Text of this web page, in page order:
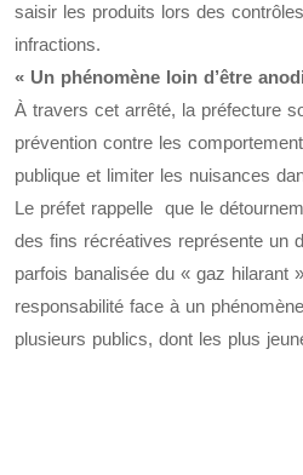
saisir les produits lors des
infractions.
« Un phénomène loin d’être
À travers cet arrêté, la préfecture
prévention contre les
publique et limiter les nuisances
Le préfet rappelle que le
des fins récréatives représente un
parfois banalisée du « gaz hilarant
responsabilité face à un
plusieurs publics, dont les plus